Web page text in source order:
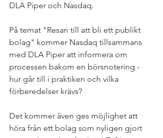
DLA Piper och Nasdaq.
På temat "Resan till att bli ett publikt
bolag" kommer Nasdaq tillsammans
med DLA Piper att informera om
processen bakom en börsnotering -
hur går till i praktiken och vilka
förberedelser krävs?
Det kommer även ges möjlighet att
höra från ett bolag som nyligen gjort